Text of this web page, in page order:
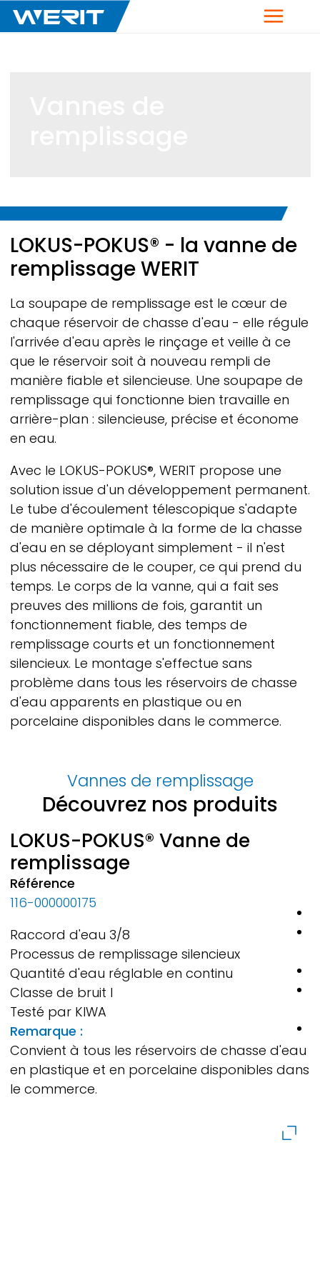
Menu
Breadcrumb
LOKUS-POKUS® - la vanne de
remplissageWERIT
La soupape de remplissage est le cœur de
chaque réservoir de chasse d'eau - elle régule
l'arrivée d'eau après le rinçage et veille à ce
que le réservoir soit à nouveau rempli de
manière fiable et silencieuse. Une soupape de
remplissage qui fonctionne bien travaille en
arrière-plan : silencieuse, précise et économe
en eau.
Avec le LOKUS-POKUS®,WERIT propose une
solution issue d'un développement permanent.
Le tube d'écoulement télescopique s'adapte
de manière optimale à la forme de la chasse
d'eau en se déployant simplement - il n'est
plus nécessaire de le couper, ce qui prend du
temps. Le corps de la vanne, qui a fait ses
preuves des millions de fois, garantit un
fonctionnement fiable, des temps de
remplissage courts et un fonctionnement
silencieux. Le montage s'effectue sans
problème dans tous les réservoirs de chasse
d'eau apparents en plastique ou en
porcelaine disponibles dans le commerce.
Vannes de remplissage
Découvrez nos produits
LOKUS-POKUS® Vanne de
remplissage
Référence
116-000000175
Raccord d'eau 3/8
Processus de remplissage silencieux
Quantité d'eau réglable en continu
Classe de bruit I
Testé par KIWA
Remarque :
Convient à tous les réservoirs de chasse d'eau
en plastique et en porcelaine disponibles dans
le commerce.